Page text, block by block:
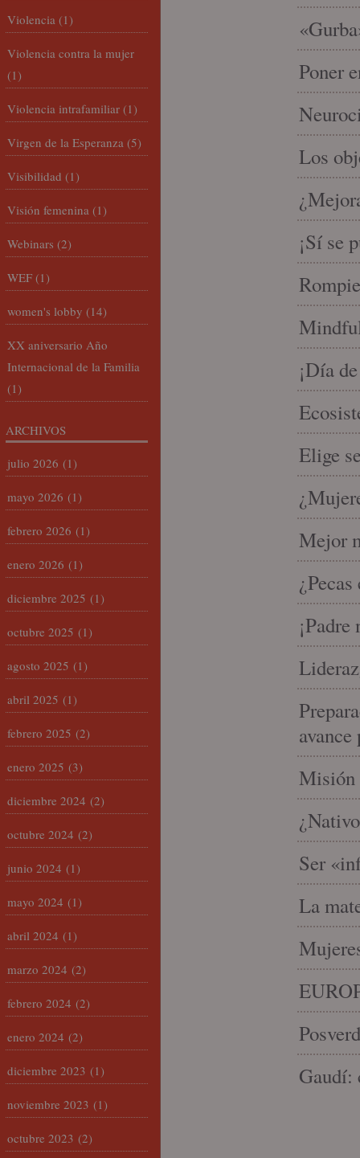
Poner
Los
¡Sí se
¡Día
Elige
Mejor
Misión
Ser
La
Gaudí:
Violencia (1)
Violencia contra la mujer
(1)
Violencia intrafamiliar (1)
Virgen de la Esperanza (5)
Visibilidad (1)
Visión femenina (1)
Webinars (2)
WEF (1)
women's lobby (14)
XX aniversario Año
Internacional de la Familia
(1)
ARCHIVOS
julio 2026 (1)
mayo 2026 (1)
febrero 2026 (1)
enero 2026 (1)
diciembre 2025 (1)
octubre 2025 (1)
agosto 2025 (1)
abril 2025 (1)
febrero 2025 (2)
enero 2025 (3)
diciembre 2024 (2)
octubre 2024 (2)
junio 2024 (1)
mayo 2024 (1)
abril 2024 (1)
marzo 2024 (2)
febrero 2024 (2)
enero 2024 (2)
diciembre 2023 (1)
noviembre 2023 (1)
octubre 2023 (2)